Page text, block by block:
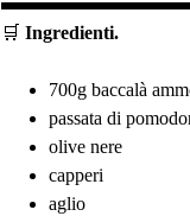
🛒Ingredienti.
700g baccalà
passata di
olive nere
capperi
aglio